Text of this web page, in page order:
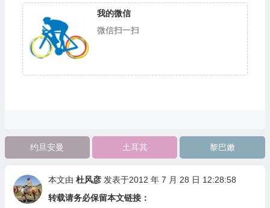
我的微信
微信扫一扫
约旦安曼 土耳其 黎巴嫩
本文由 杜风彦 发表于2012 年 7 月 28 日 12:28:58
转载请务必保留本文链接：